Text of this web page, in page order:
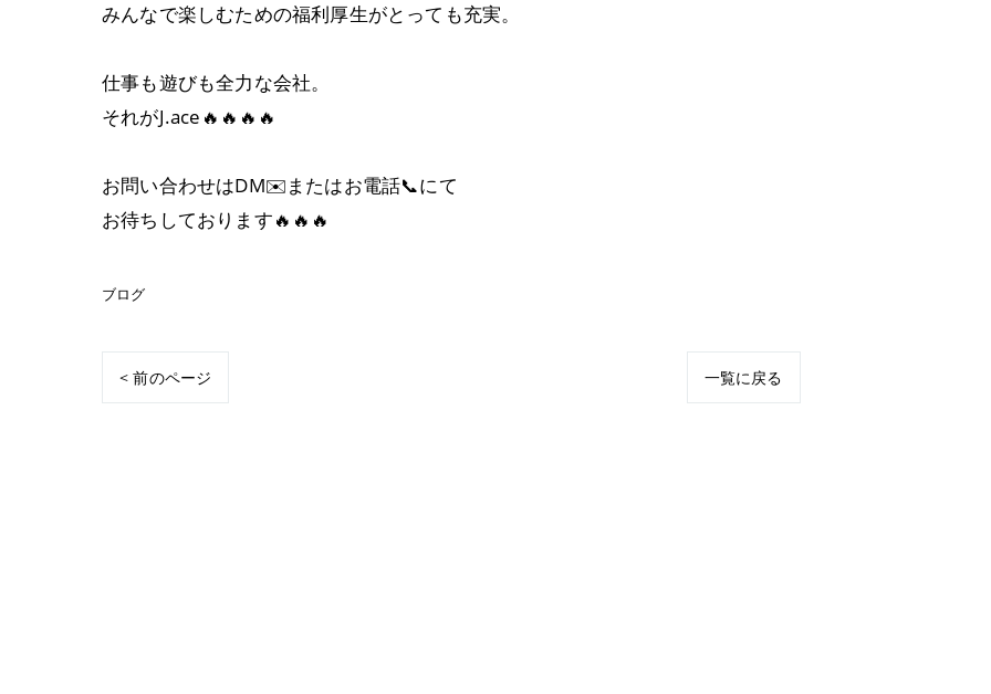
みんなで楽しむための福利厚生がとっても充実。
仕事も遊びも全力な会社。
それがJ.ace🔥🔥🔥🔥
お問い合わせはDM✉️またはお電話📞にて
お待ちしております🔥🔥🔥
ブログ
< 前のページ 一覧に戻る